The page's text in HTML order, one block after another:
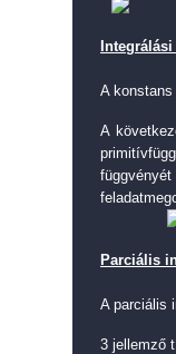
A
A
Parciális
A parciális
3 jellemző